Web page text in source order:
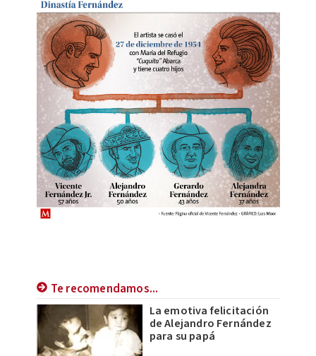
Te recomendamos...
La emotiva felicitación
de Alejandro Fernández
para su papá